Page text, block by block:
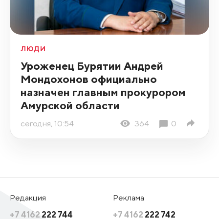
ЛЮДИ
Уроженец Бурятии Андрей
Мондохонов официально
назначен главным прокурором
Амурской области
сегодня, 10:54 364 0
Редакция
+7 4162 222 744
Реклама
+7 4162 222 742